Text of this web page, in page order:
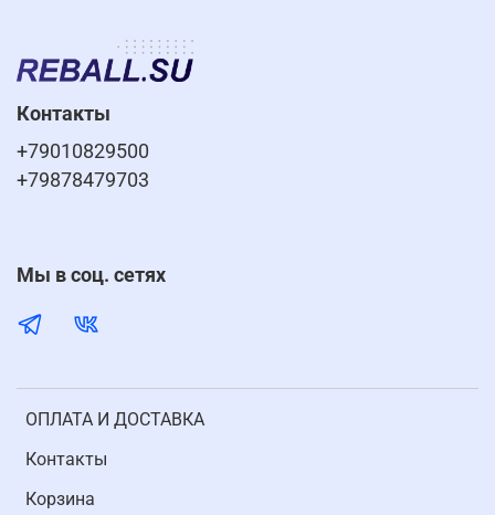
ОПЛАТА И ДОСТАВКА
Контакты
Корзина
Контакты
+79010829500
+79878479703
Мы в соц. сетях